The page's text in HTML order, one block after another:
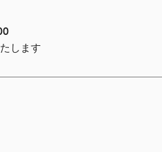
します